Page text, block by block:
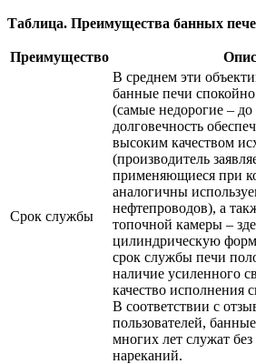
Таблица. Преимущества банных
Преимущество
Срок службы
В среднем эти
банные печи
(самые недорогие –
долговечность
высоким качеством
(производитель
применяющиеся при
аналогичны
нефтепроводов), а
топочной камеры –
цилиндрическую
срок службы печи
наличие усиленного
качество исполнения
В соответствии с
пользователей,
многих лет служат
нареканий.